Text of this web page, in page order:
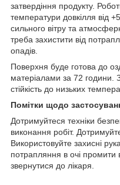
затвердіння продукту.
температури довкілля від
сильного вітру та
треба захистити від
опадів.
Поверхня буде готова до
матеріалами за 72 години.
стійкість до низьких
Помітки щодо
Дотримуйтеся техніки
виконання робіт.
Використовуйте захисні
потрапляння в очі промити
звернутися до лікаря.